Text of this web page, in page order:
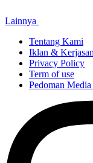
Lainnya
Tentang Kami
Iklan &
Privacy Policy
Term of use
Pedoman